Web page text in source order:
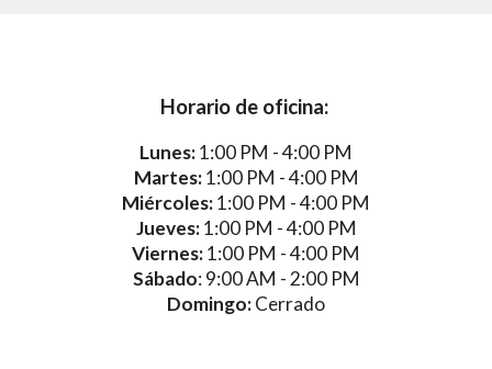
Horario de oficina:
Lunes: 1:00 PM - 4:00 PM
Martes: 1:00 PM - 4:00 PM
Miércoles: 1:00 PM - 4:00 PM
Jueves: 1:00 PM - 4:00 PM
Viernes: 1:00 PM - 4:00 PM
Sábado: 9:00 AM - 2:00 PM
Domingo: Cerrado